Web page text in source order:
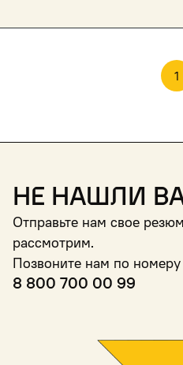
1
Не нашли
Отправьте нам свое
рассмотрим.
Позвоните нам по номеру
8 800 700 00 99